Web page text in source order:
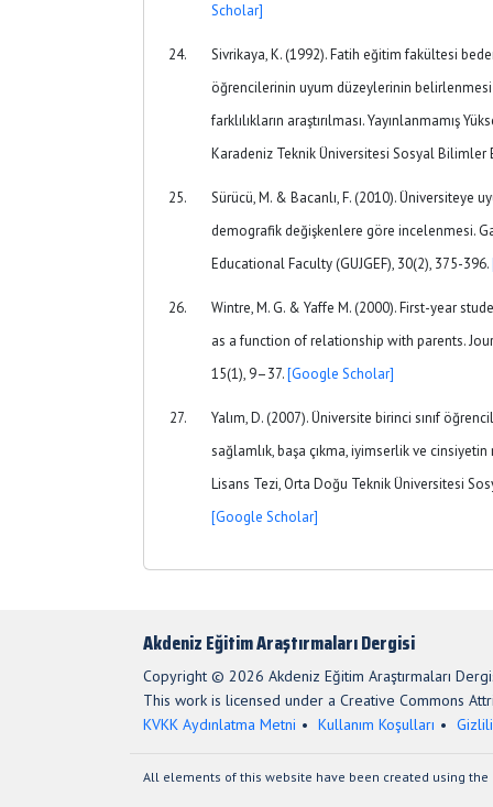
Scholar]
Sivrikaya, K. (1992). Fatih eğitim fakültesi
öğrencilerinin uyum düzeylerinin
farklılıkların araştırılması. Yayınlanmamış
Karadeniz Teknik Üniversitesi Sosyal Bilimler
Sürücü, M. & Bacanlı, F. (2010). Üniversiteye
demografik değişkenlere göre incelenmesi.
Educational Faculty (GUJGEF), 30(2), 375-396.
Wintre, M. G. & Yaffe M. (2000). First-year
as a function of relationship with parents.
15(1), 9–37.[Google Scholar]
Yalım, D. (2007). Üniversite birinci sınıf
sağlamlık, başa çıkma, iyimserlik ve cinsiyetin
Lisans Tezi, Orta Doğu Teknik Üniversitesi
[Google Scholar]
Akdeniz Eğitim Araştırmaları Dergisi
Copyright © 2026 Akdeniz Eğitim Araştırmaları
This work is licensed under a Creative Commons
KVKK Aydınlatma Metni
Kullanım Koşulları
All elements of this website have been created using the